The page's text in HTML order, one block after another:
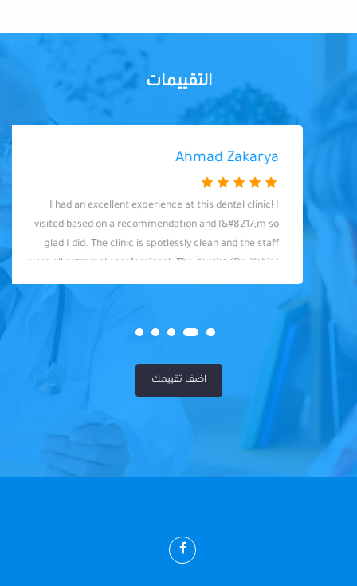
التقييمات
Ahmad Zakarya
I had an excellent experience at this dental clinic! I
visited based on a recommendation and I&#8217;m so
glad I did. The clinic is spotlessly clean and the staff
were all extremely professional. The dentist (Dr. Yahia)
was fantastic - knowledgeable, skilled, and so friendly. I
felt well taken care of throughout my visit. Highly
اضف تقييمك